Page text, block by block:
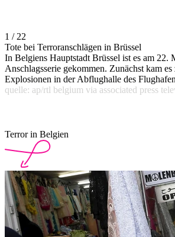
1 / 22
Tote bei Terroranschlägen in Brüssel
In Belgiens Hauptstadt Brüssel ist es am 22.
Anschlagsserie gekommen. Zunächst kam
Explosionen in der Abflughalle des
quelle: ap/rtl belgium via associated press
Terror in Belgien